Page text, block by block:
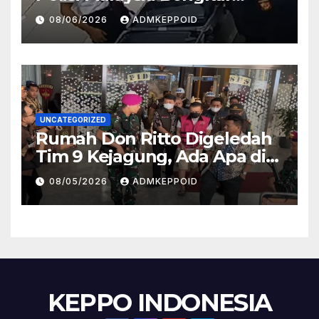
Sosok Pemasok di Balik
Kasus Ini
08/06/2026 ADMKEPPOID
UNCATEGORIZED
Rumah Don Ritto Digeledah
Tim 9 Kejagung, Ada Apa di
Balik Kasus TPPU Febrie?
08/05/2026 ADMKEPPOID
KEPPO INDONESIA